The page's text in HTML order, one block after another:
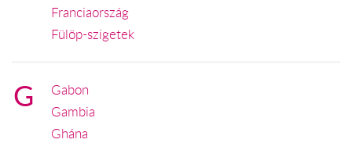
Franciaország
Fülöp-szigetek
G
Gabon
Gambia
Ghána